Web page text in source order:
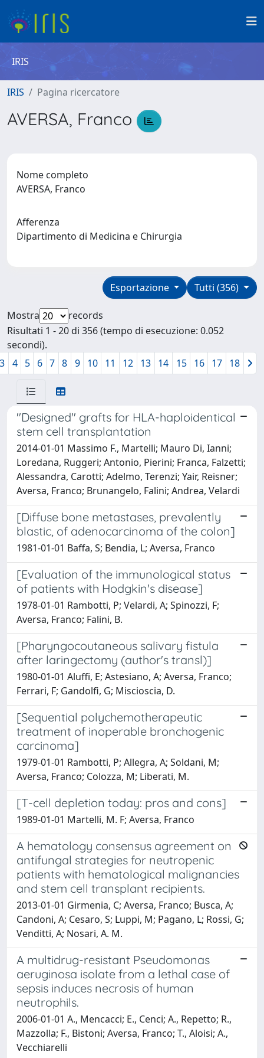
IRIS
IRIS Pagina ricercatore
AVERSA, Franco
Nome completo
AVERSA, Franco
Afferenza
Dipartimento di Medicina e Chirurgia
Tutti (356)
Esportazione
Mostra
records
Risultati 1 - 20 di 356 (tempo di esecuzione: 0.052
secondi).
3 4 5 6 7 8 9 10 11 12 13 14 15 16 17 18
''Designed'' grafts for HLA-haploidentical
stem cell transplantation
2014-01-01 Massimo F., Martelli; Mauro Di, Ianni;
Loredana, Ruggeri; Antonio, Pierini; Franca, Falzetti;
Alessandra, Carotti; Adelmo, Terenzi; Yair, Reisner;
Aversa, Franco; Brunangelo, Falini; Andrea, Velardi
[Diffuse bone metastases, prevalently
blastic, of adenocarcinoma of the colon]
1981-01-01 Baffa, S; Bendia, L; Aversa, Franco
[Evaluation of the immunological status
of patients with Hodgkin's disease]
1978-01-01 Rambotti, P; Velardi, A; Spinozzi, F;
Aversa, Franco; Falini, B.
[Pharyngocoutaneous salivary fistula
after laringectomy (author's transl)]
1980-01-01 Aluffi, E; Astesiano, A; Aversa, Franco;
Ferrari, F; Gandolfi, G; Miscioscia, D.
[Sequential polychemotherapeutic
treatment of inoperable bronchogenic
carcinoma]
1979-01-01 Rambotti, P; Allegra, A; Soldani, M;
Aversa, Franco; Colozza, M; Liberati, M.
[T-cell depletion today: pros and cons]
1989-01-01 Martelli, M. F; Aversa, Franco
A hematology consensus agreement on
antifungal strategies for neutropenic
patients with hematological malignancies
and stem cell transplant recipients.
2013-01-01 Girmenia, C; Aversa, Franco; Busca, A;
Candoni, A; Cesaro, S; Luppi, M; Pagano, L; Rossi, G;
Venditti, A; Nosari, A. M.
A multidrug-resistant Pseudomonas
aeruginosa isolate from a lethal case of
sepsis induces necrosis of human
neutrophils.
2006-01-01 A., Mencacci; E., Cenci; A., Repetto; R.,
Mazzolla; F., Bistoni; Aversa, Franco; T., Aloisi; A.,
Vecchiarelli